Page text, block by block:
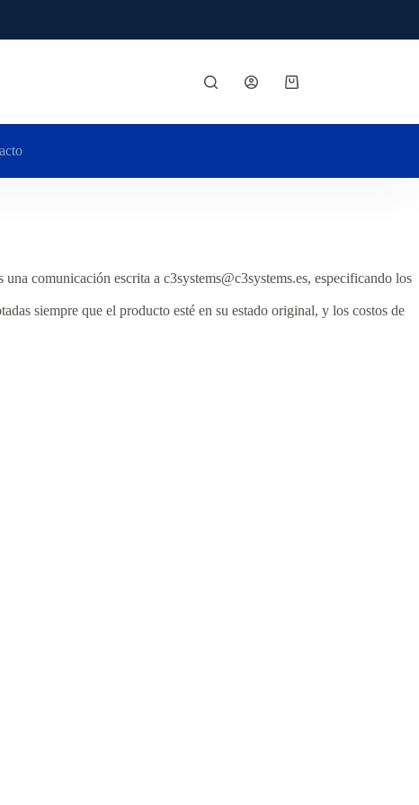
Carro
compra
comunicación escrita a c3systems@c3systems.es, especificando los
siempre que el producto esté en su estado original, y los costos de